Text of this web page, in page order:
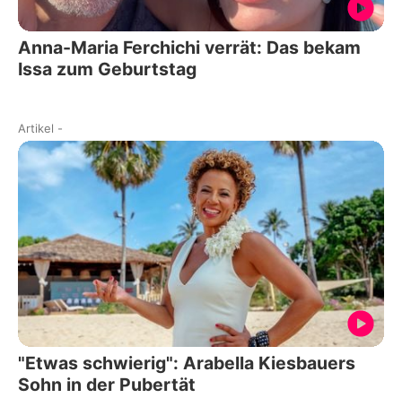
Anna-Maria Ferchichi verrät: Das bekam
Issa zum Geburtstag
Artikel -
"Etwas schwierig": Arabella Kiesbauers
Sohn in der Pubertät